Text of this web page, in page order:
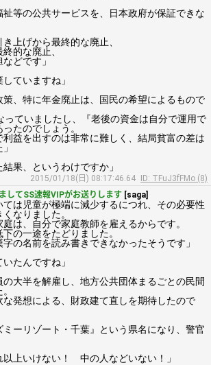
等の公共サービスを、日本政府が保証できな
上げから最終的な廃止、
的な廃止、
どです」
ていますね」
、特に年金廃止は、国民の希望によるもので
っていましたし、『老後の資金は自分で運用で
たのでしょう。
利益を出すのは非常に難しく、結局貧富の差は
果、というわけですか」
2015/01/18(日) 08:17:46.64
ID: TFuJ3fFMo (8)
してSS速報VIPがお送りします [saga]
は児童が極端に減少するにつれ、その必要性
なりました。
は、自分で家庭教師を雇えるからです。
の一途をたどりました。
の名前を読み書きできなかったそうです」
たんですね」
大半を解雇し、地方公共団体まるごとの民間
発想による、財政建て直しを期待したので
ーリゾート・千葉』という県名になり、警官
上いけない！ 中の人などいない！」